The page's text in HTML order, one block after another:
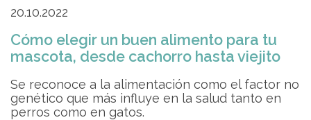
20.10.2022
Cómo elegir un buen alimento para tu
mascota, desde cachorro hasta viejito
Se reconoce a la alimentación como el factor no
genético que más influye en la salud tanto en
perros como en gatos.